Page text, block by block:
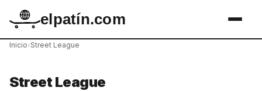
elpatín.com
Inicio›Street League
Street League